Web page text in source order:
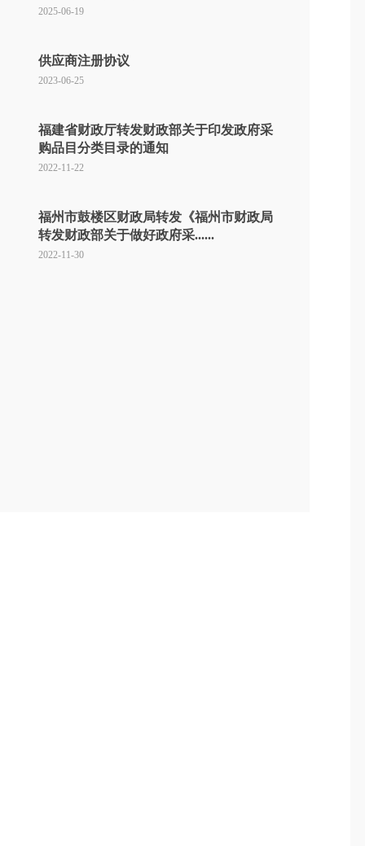
2025-06-19
供应商注册协议
2023-06-25
福建省财政厅转发财政部关于印发政府采
购品目分类目录的通知
2022-11-22
福州市鼓楼区财政局转发《福州市财政局
转发财政部关于做好政府采......
2022-11-30